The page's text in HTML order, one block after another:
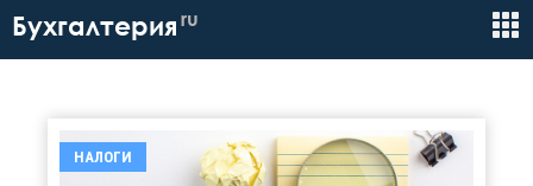
Бухгалтерия ru
НАЛОГИ